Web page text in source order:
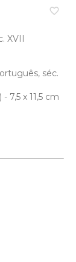
favorite_border
XVII
séc.
7,5 x 11,5 cm